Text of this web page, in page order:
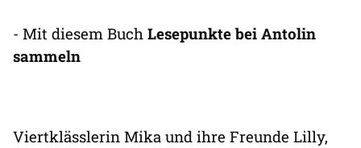
- Mit diesem Buch Lesepunkte bei Antolin
sammeln
Viertklässlerin Mika und ihre Freunde Lilly,